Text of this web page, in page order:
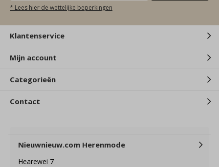
* Lees hier de wettelijke beperkingen
Klantenservice
Mijn account
Categorieën
Contact
Nieuwnieuw.com Herenmode
Hearewei 7